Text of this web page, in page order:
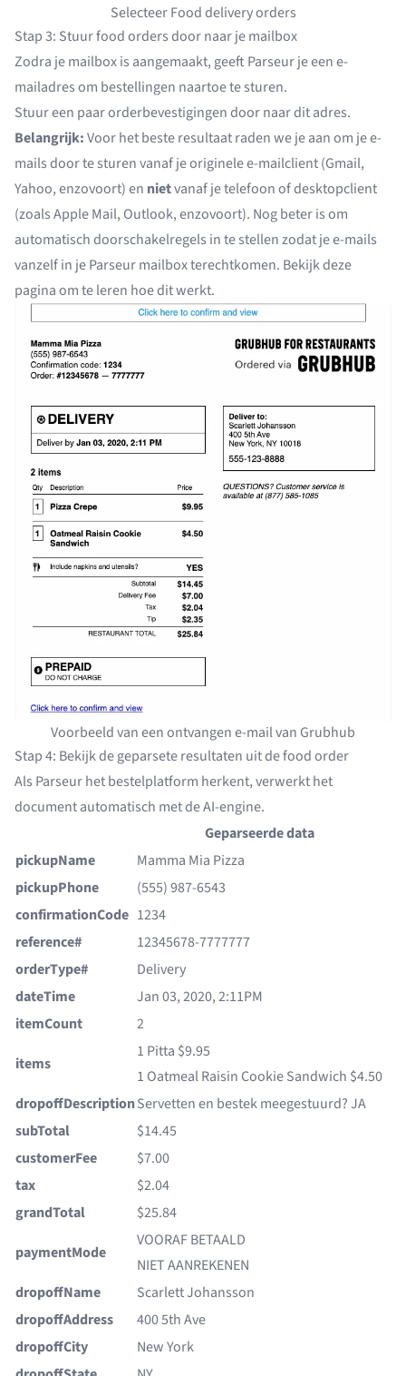
Selecteer Food delivery orders
Stap 3: Stuur food orders door naar je mailbox
Zodra je mailbox is aangemaakt, geeft Parseur je een e-
mailadres om bestellingen naartoe te sturen.
Stuur een paar orderbevestigingen door naar dit adres.
Belangrijk:Voor het beste resultaat raden we je aan om je e-
mails door te sturen vanaf je originele e-mailclient (Gmail,
Yahoo, enzovoort) en nietvanaf je telefoon of desktopclient
(zoals Apple Mail, Outlook, enzovoort). Nog beter is om
automatisch doorschakelregels in te stellen zodat je e-mails
vanzelf in je Parseur mailbox terechtkomen. Bekijkdeze
paginaom te leren hoe dit werkt.
Voorbeeld van een ontvangen e-mail van Grubhub
Stap 4: Bekijk de geparsete resultaten uit de food order
Als Parseur het bestelplatform herkent, verwerkt het
document automatisch met de AI-engine.
Geparseerde data
pickupName
Mamma Mia Pizza
pickupPhone
(555) 987-6543
confirmationCode 1234
reference#
12345678-7777777
orderType#
Delivery
dateTime
Jan 03, 2020, 2:11PM
itemCount
2
items
1 Pitta $9.95
1 Oatmeal Raisin Cookie Sandwich $4.50
dropoffDescriptionServetten en bestek meegestuurd? JA
subTotal
$14.45
customerFee
$7.00
tax
$2.04
grandTotal
$25.84
paymentMode
VOORAF BETAALD
NIET AANREKENEN
dropoffName
Scarlett Johansson
dropoffAddress
400 5th Ave
dropoffCity
New York